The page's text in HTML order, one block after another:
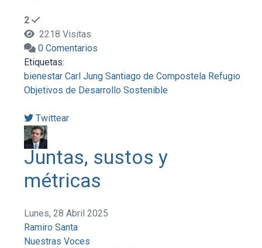
2
2218 Visitas
0 Comentarios
Etiquetas:
bienestar Carl Jung Santiago de Compostela Refugio
Objetivos de Desarrollo Sostenible
Twittear
Juntas, sustos y
métricas
Lunes, 28 Abril 2025
Ramiro Santa
Nuestras Voces